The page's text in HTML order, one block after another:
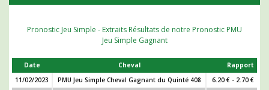
Pronostic Jeu Simple - Extraits Résultats de notre Pronostic PMU
Jeu Simple Gagnant
Date Cheval
Rapport
11/02/2023
PMU Jeu Simple Cheval Gagnant du Quinté 408
6.20 € - 2.70 €